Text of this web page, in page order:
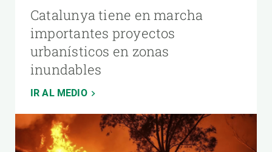
Catalunya tiene en marcha
importantes proyectos
urbanísticos en zonas
inundables
IR AL MEDIO